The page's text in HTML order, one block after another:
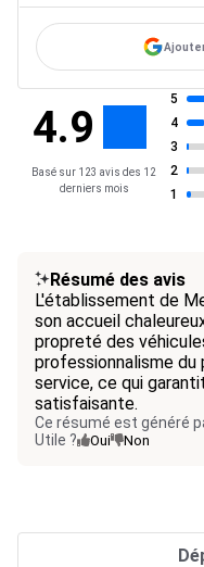
4.9
Basé sur 123 avis des 12
derniers mois
5
4
3
2
1
Résumé des avis
L'établissement de
son accueil
propreté des
professionnalisme
service, ce qui
satisfaisante.
Ce résumé est généré
Utile ?
Oui Non